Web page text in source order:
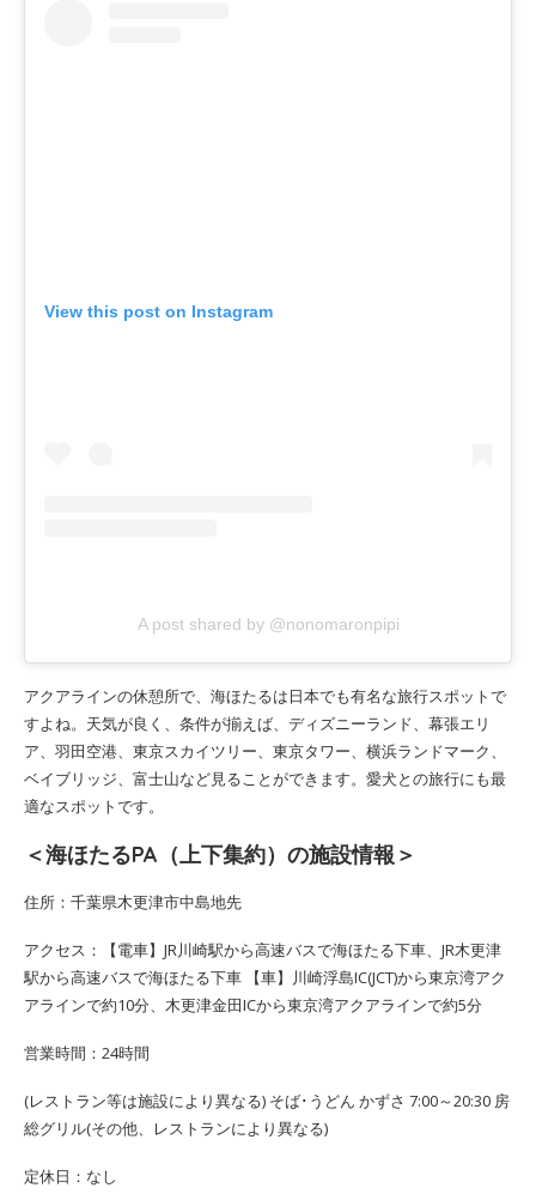
View this post on Instagram
A post shared by @nonomaronpipi
アクアラインの休憩所で、海ほたるは日本でも有名な旅行スポットで
すよね。天気が良く、条件が揃えば、ディズニーランド、幕張エリ
ア、羽田空港、東京スカイツリー、東京タワー、横浜ランドマーク、
ベイブリッジ、富士山など見ることができます。愛犬との旅行にも最
適なスポットです。
＜海ほたるPA（上下集約）の施設情報＞
住所：千葉県木更津市中島地先
アクセス：【電車】JR川崎駅から高速バスで海ほたる下車、JR木更津
駅から高速バスで海ほたる下車 【車】川崎浮島IC(JCT)から東京湾アク
アラインで約10分、木更津金田ICから東京湾アクアラインで約5分
営業時間：24時間
(レストラン等は施設により異なる) そば･うどん かずさ 7:00～20:30 房
総グリル(その他、レストランにより異なる)
定休日：なし